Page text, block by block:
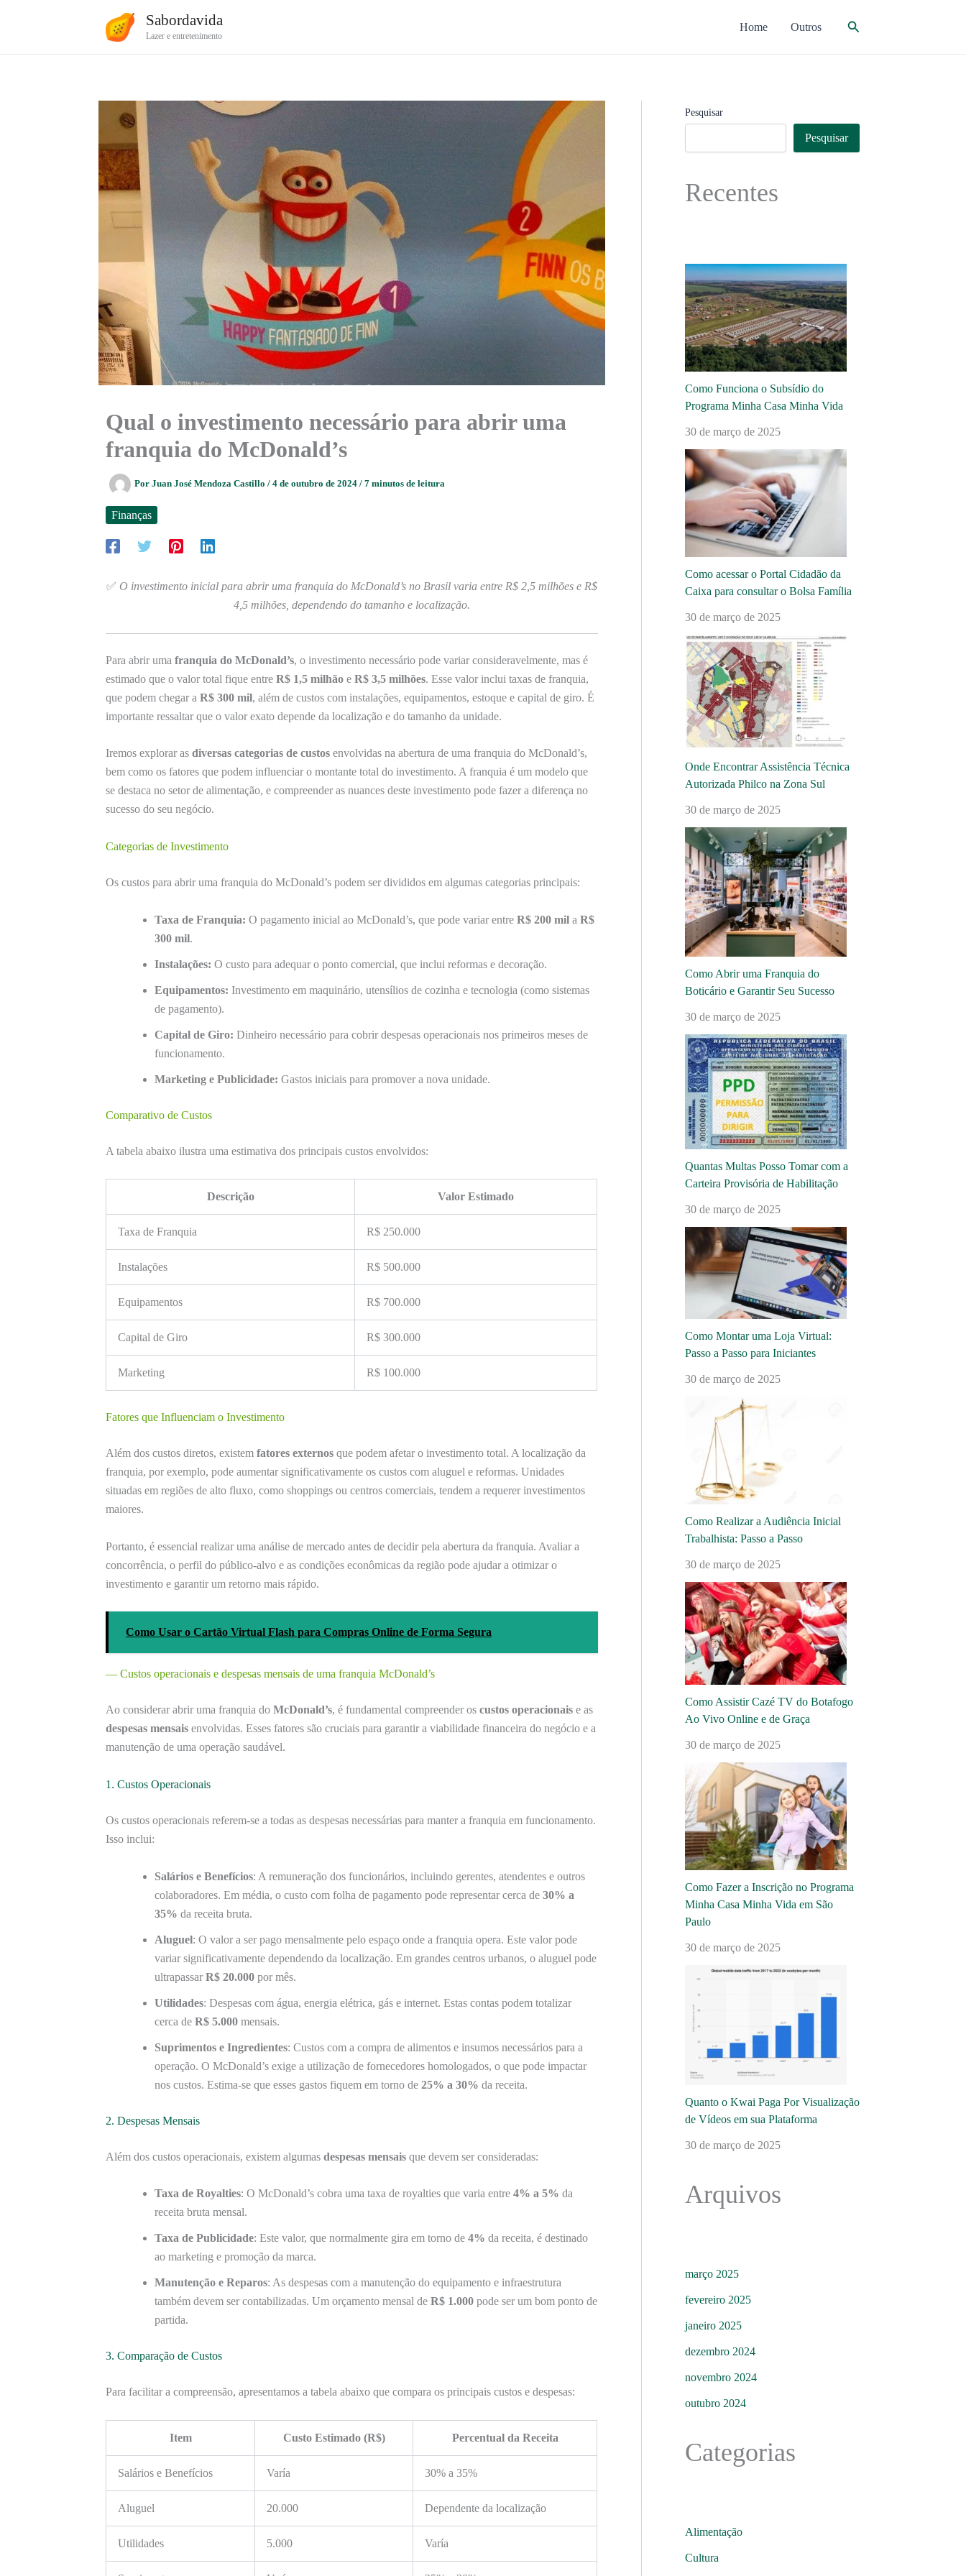
Sabordavida
Lazer e entretenimento
Home Outros Pesquisar
Qual o investimento necessário para abrir uma
franquia do McDonald’s
Por Juan José Mendoza Castillo / 4 de outubro de 2024 / 7 minutos de leitura
Finanças
✅ O investimento inicial para abrir uma franquia do McDonald’s no Brasil varia entre R$ 2,5 milhões e R$
4,5 milhões, dependendo do tamanho e localização.
Para abrir uma franquia do McDonald’s, o investimento necessário pode variar consideravelmente, mas é
estimado que o valor total fique entre R$ 1,5 milhão e R$ 3,5 milhões. Esse valor inclui taxas de franquia,
que podem chegar a R$ 300 mil, além de custos com instalações, equipamentos, estoque e capital de giro. É
importante ressaltar que o valor exato depende da localização e do tamanho da unidade.
Iremos explorar as diversas categorias de custos envolvidas na abertura de uma franquia do McDonald’s,
bem como os fatores que podem influenciar o montante total do investimento. A franquia é um modelo que
se destaca no setor de alimentação, e compreender as nuances deste investimento pode fazer a diferença no
sucesso do seu negócio.
Categorias de Investimento
Os custos para abrir uma franquia do McDonald’s podem ser divididos em algumas categorias principais:
Taxa de Franquia: O pagamento inicial ao McDonald’s, que pode variar entre R$ 200 mil a R$
300 mil.
Instalações: O custo para adequar o ponto comercial, que inclui reformas e decoração.
Equipamentos: Investimento em maquinário, utensílios de cozinha e tecnologia (como sistemas
de pagamento).
Capital de Giro: Dinheiro necessário para cobrir despesas operacionais nos primeiros meses de
funcionamento.
Marketing e Publicidade: Gastos iniciais para promover a nova unidade.
Comparativo de Custos
A tabela abaixo ilustra uma estimativa dos principais custos envolvidos:
Descrição Valor Estimado
Taxa de Franquia R$ 250.000
Instalações R$ 500.000
Equipamentos R$ 700.000
Capital de Giro R$ 300.000
Marketing R$ 100.000
Fatores que Influenciam o Investimento
Além dos custos diretos, existem fatores externos que podem afetar o investimento total. A localização da
franquia, por exemplo, pode aumentar significativamente os custos com aluguel e reformas. Unidades
situadas em regiões de alto fluxo, como shoppings ou centros comerciais, tendem a requerer investimentos
maiores.
Portanto, é essencial realizar uma análise de mercado antes de decidir pela abertura da franquia. Avaliar a
concorrência, o perfil do público-alvo e as condições econômicas da região pode ajudar a otimizar o
investimento e garantir um retorno mais rápido.
Como Usar o Cartão Virtual Flash para Compras Online de Forma Segura
— Custos operacionais e despesas mensais de uma franquia McDonald’s
Ao considerar abrir uma franquia do McDonald’s, é fundamental compreender os custos operacionais e as
despesas mensais envolvidas. Esses fatores são cruciais para garantir a viabilidade financeira do negócio e a
manutenção de uma operação saudável.
1. Custos Operacionais
Os custos operacionais referem-se a todas as despesas necessárias para manter a franquia em funcionamento.
Isso inclui:
Salários e Benefícios: A remuneração dos funcionários, incluindo gerentes, atendentes e outros
colaboradores. Em média, o custo com folha de pagamento pode representar cerca de 30% a
35% da receita bruta.
Aluguel: O valor a ser pago mensalmente pelo espaço onde a franquia opera. Este valor pode
variar significativamente dependendo da localização. Em grandes centros urbanos, o aluguel pode
ultrapassar R$ 20.000 por mês.
Utilidades: Despesas com água, energia elétrica, gás e internet. Estas contas podem totalizar
cerca de R$ 5.000 mensais.
Suprimentos e Ingredientes: Custos com a compra de alimentos e insumos necessários para a
operação. O McDonald’s exige a utilização de fornecedores homologados, o que pode impactar
nos custos. Estima-se que esses gastos fiquem em torno de 25% a 30% da receita.
2. Despesas Mensais
Além dos custos operacionais, existem algumas despesas mensais que devem ser consideradas:
Taxa de Royalties: O McDonald’s cobra uma taxa de royalties que varia entre 4% a 5% da
receita bruta mensal.
Taxa de Publicidade: Este valor, que normalmente gira em torno de 4% da receita, é destinado
ao marketing e promoção da marca.
Manutenção e Reparos: As despesas com a manutenção do equipamento e infraestrutura
também devem ser contabilizadas. Um orçamento mensal de R$ 1.000 pode ser um bom ponto de
partida.
3. Comparação de Custos
Para facilitar a compreensão, apresentamos a tabela abaixo que compara os principais custos e despesas:
Item Custo Estimado (R$) Percentual da Receita
Salários e Benefícios Varía 30% a 35%
Aluguel 20.000 Dependente da localização
Utilidades 5.000 Varía
Pesquisar
Pesquisar
Recentes
Como Funciona o Subsídio do
Programa Minha Casa Minha Vida
30 de março de 2025
Como acessar o Portal Cidadão da
Caixa para consultar o Bolsa Família
30 de março de 2025
Onde Encontrar Assistência Técnica
Autorizada Philco na Zona Sul
30 de março de 2025
Como Abrir uma Franquia do
Boticário e Garantir Seu Sucesso
30 de março de 2025
Quantas Multas Posso Tomar com a
Carteira Provisória de Habilitação
30 de março de 2025
Como Montar uma Loja Virtual:
Passo a Passo para Iniciantes
30 de março de 2025
Como Realizar a Audiência Inicial
Trabalhista: Passo a Passo
30 de março de 2025
Como Assistir Cazé TV do Botafogo
Ao Vivo Online e de Graça
30 de março de 2025
Como Fazer a Inscrição no Programa
Minha Casa Minha Vida em São
Paulo
30 de março de 2025
Quanto o Kwai Paga Por Visualização
de Vídeos em sua Plataforma
30 de março de 2025
Arquivos
março 2025
fevereiro 2025
janeiro 2025
dezembro 2024
novembro 2024
outubro 2024
Categorias
Alimentação
Cultura